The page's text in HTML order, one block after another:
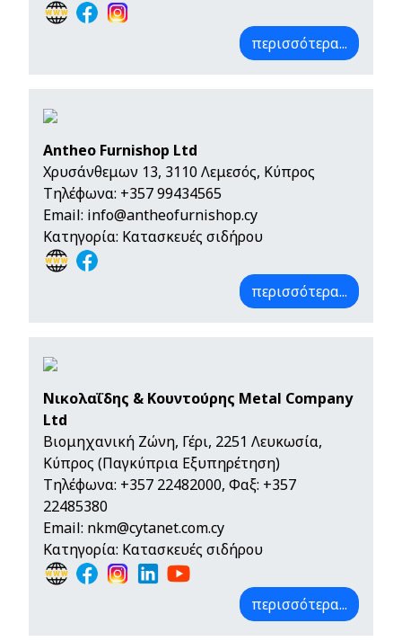
περισσότερα...
Antheo Furnishop Ltd
Χρυσάνθεμων 13, 3110 Λεμεσός, Κύπρος
Τηλέφωνα: +357 99434565
Email: info@antheofurnishop.cy
Κατηγορία: Κατασκευές σιδήρου
περισσότερα...
Νικολαΐδης & Κουντούρης Metal Company
Ltd
Βιομηχανική Ζώνη, Γέρι, 2251 Λευκωσία,
Κύπρος (Παγκύπρια Εξυπηρέτηση)
Τηλέφωνα: +357 22482000, Φαξ: +357
22485380
Email: nkm@cytanet.com.cy
Κατηγορία: Κατασκευές σιδήρου
περισσότερα...